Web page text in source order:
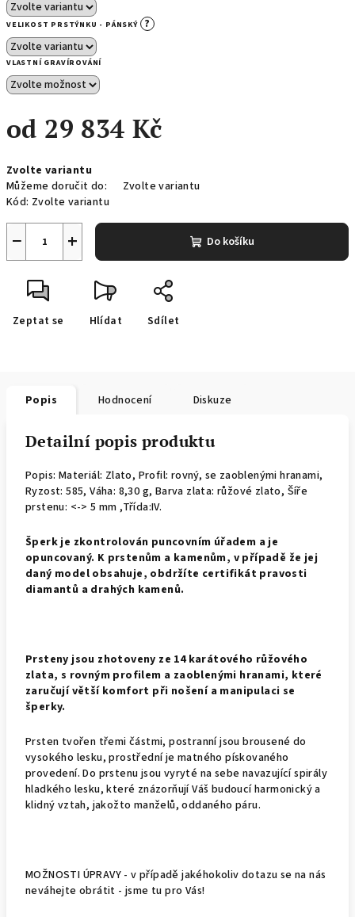
VELIKOST PRSTÝNKU - PÁNSKÝ ?
VLASTNÍ GRAVÍROVÁNÍ
od 29 834 Kč
cena:
Zvolte variantu
Můžeme doručit do:
Zvolte variantu
Kód: Zvolte variantu
+
− Do košíku
Zeptat se Hlídat Sdílet
Popis Hodnocení Diskuze
Detailní popis produktu
Popis: Materiál: Zlato, Profil: rovný, se zaoblenými hranami,
Ryzost: 585, Váha: 8,30 g, Barva zlata: růžové zlato, Šíře
prstenu: <-> 5 mm ,Třída:IV.
Šperk je zkontrolován puncovním úřadem a je
opuncovaný. K prstenům a kamenům, v případě že jej
daný model obsahuje, obdržíte certifikát pravosti
diamantů a drahých kamenů.
Prsteny jsou zhotoveny ze 14 karátového růžového
zlata, s rovným profilem a zaoblenými hranami, které
zaručují větší komfort při nošení a manipulaci se
šperky.
Prsten tvořen třemi částmi, postranní jsou brousené do
vysokého lesku, prostřední je matného pískovaného
provedení. Do prstenu jsou vyryté na sebe navazující spirály
hladkého lesku, které znázorňují Váš budoucí harmonický a
klidný vztah, jakožto manželů, oddaného páru.
MOŽNOSTI ÚPRAVY - v případě jakéhokoliv dotazu se na nás
neváhejte obrátit - jsme tu pro Vás!